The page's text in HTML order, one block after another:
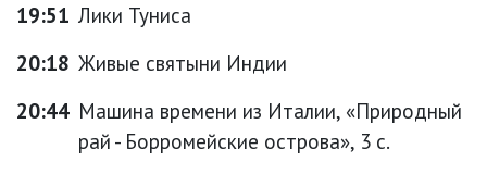
19:51 Лики Туниса
20:18 Живые святыни Индии
20:44 Машина времени из Италии, «Природный
рай - Борромейские острова», 3 с.